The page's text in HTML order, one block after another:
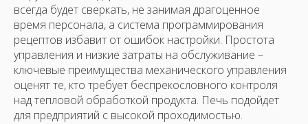
всегда будет сверкать, не занимая драгоценное
время персонала, а система программирования
рецептов избавит от ошибок настройки. Простота
управления и низкие затраты на обслуживание –
ключевые преимущества механического управления
оценят те, кто требует беспрекословного контроля
над тепловой обработкой продукта. Печь подойдет
для предприятий с высокой проходимостью.